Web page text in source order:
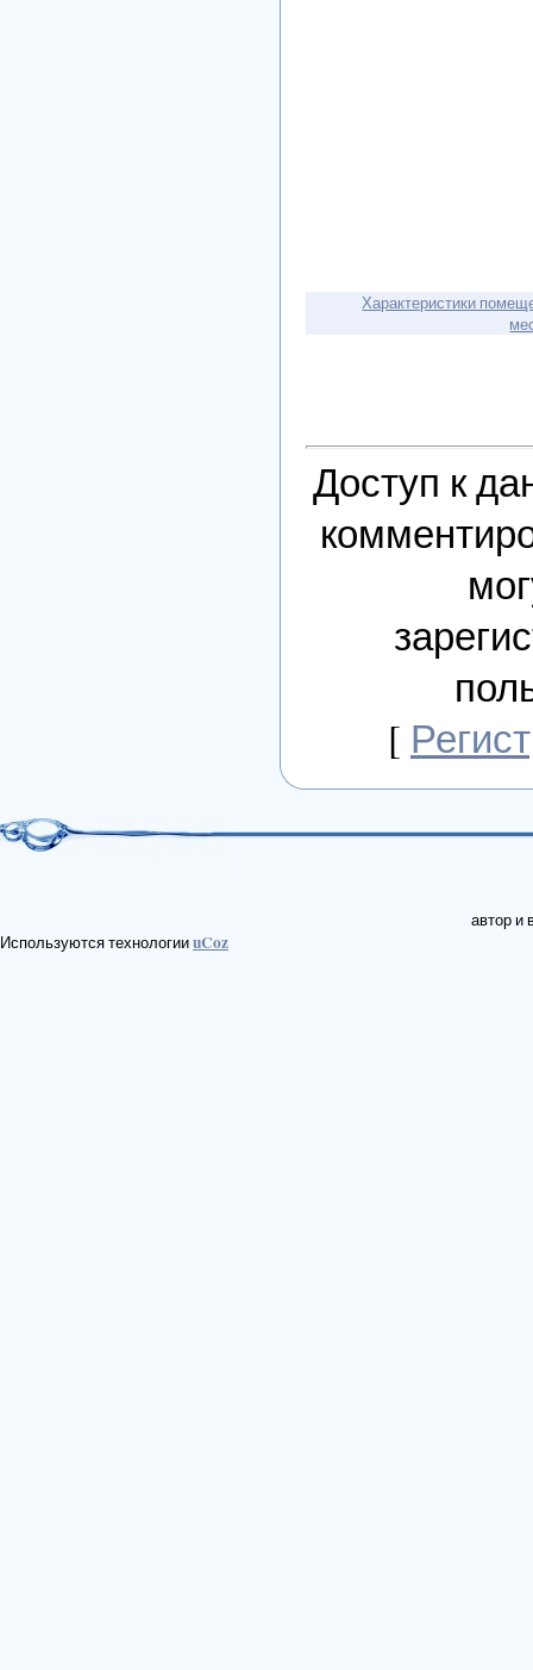
Характеристики
Доступ к
[
автор и
Используются технологииuCoz